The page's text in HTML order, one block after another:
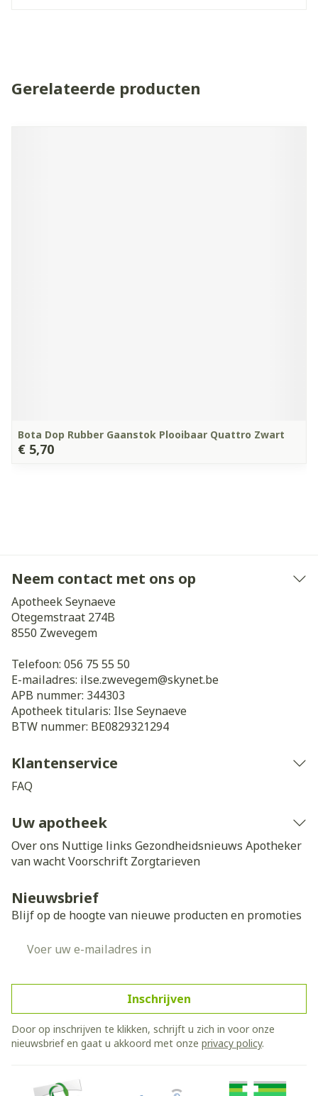
Gerelateerde producten
Bota Dop Rubber Gaanstok Plooibaar Quattro Zwart
€ 5,70
Neem contact met ons op
Apotheek Seynaeve
Otegemstraat 274B
8550 Zwevegem
Telefoon: 056 75 55 50
E-mailadres: ilse.zwevegem@skynet.be
APB nummer: 344303
Apotheek titularis: Ilse Seynaeve
BTW nummer: BE0829321294
Klantenservice
FAQ
Uw apotheek
Over ons Nuttige links Gezondheidsnieuws Apotheker
van wachtVoorschrift Zorgtarieven
Nieuwsbrief
Blijf op de hoogte van nieuwe producten en promoties
Inschrijven
Door op inschrijven te klikken, schrijft u zich in voor onze
nieuwsbrief en gaat u akkoord met onze privacy policy.